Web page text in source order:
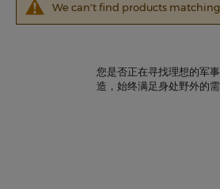
We can't find products
您是否正在寻找理想的军
造，始终满足身处野外的需